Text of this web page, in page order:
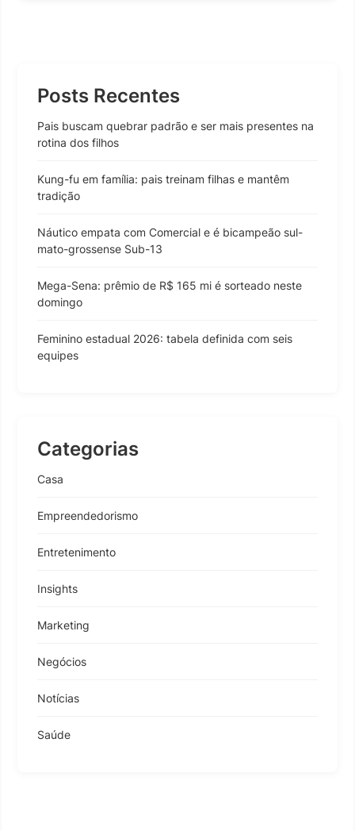
Posts Recentes
Pais buscam quebrar padrão e ser mais presentes na
rotina dos filhos
Kung-fu em família: pais treinam filhas e mantêm
tradição
Náutico empata com Comercial e é bicampeão sul-
mato-grossense Sub-13
Mega-Sena: prêmio de R$ 165 mi é sorteado neste
domingo
Feminino estadual 2026: tabela definida com seis
equipes
Categorias
Casa
Empreendedorismo
Entretenimento
Insights
Marketing
Negócios
Notícias
Saúde